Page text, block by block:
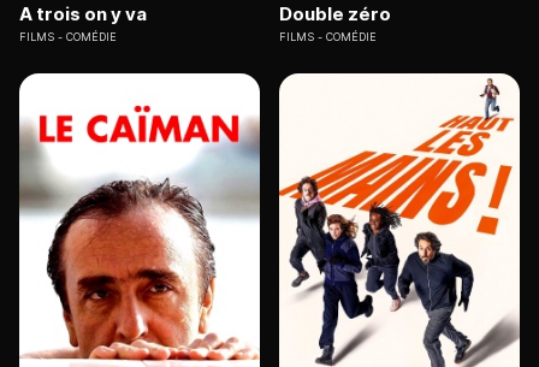
A trois on y va
FILMS COMÉDIE
Double zéro
FILMS COMÉDIE